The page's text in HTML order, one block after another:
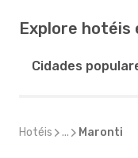
Explore hotéis
Cidades
Hotéis ... Maronti